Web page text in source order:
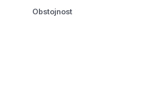
Obstojnost